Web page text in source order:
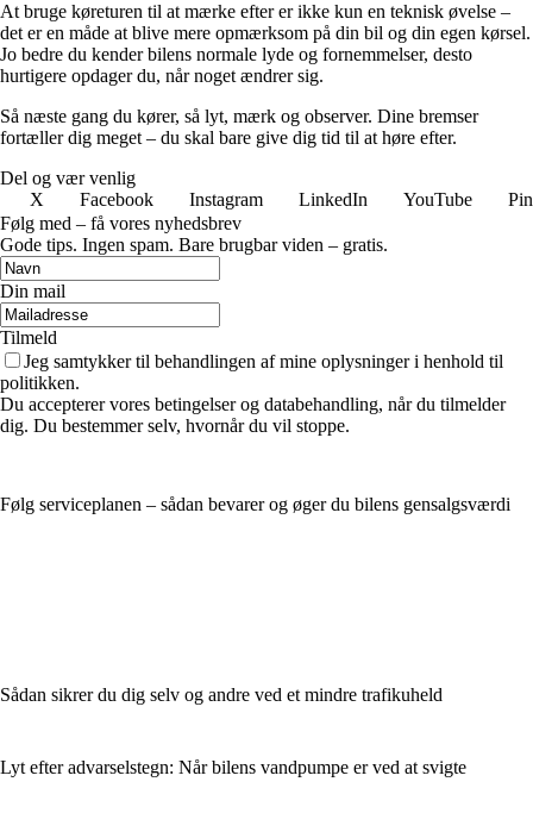
At bruge køreturen til at mærke efter er ikke kun en teknisk øvelse –
det er en måde at blive mere opmærksom på din bil og din egen kørsel.
Jo bedre du kender bilens normale lyde og fornemmelser, desto
hurtigere opdager du, når noget ændrer sig.
Så næste gang du kører, så lyt, mærk og observer. Dine bremser
fortæller dig meget – du skal bare give dig tid til at høre efter.
Del og vær venlig
X
Facebook Instagram LinkedIn YouTube
Følg med – få vores nyhedsbrev
Gode tips. Ingen spam. Bare brugbar viden – gratis.
Din mail
Tilmeld
Jeg samtykker til behandlingen af mine oplysninger i henhold til
politikken.
Du accepterer vores betingelser og databehandling, når du tilmelder
dig. Du bestemmer selv, hvornår du vil stoppe.
Følg serviceplanen – sådan bevarer og øger du bilens gensalgsværdi
Sådan sikrer du dig selv og andre ved et mindre trafikuheld
Lyt efter advarselstegn: Når bilens vandpumpe er ved at svigte